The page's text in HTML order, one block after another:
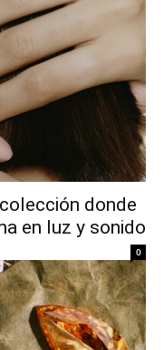
donde
en luz y sonido
0